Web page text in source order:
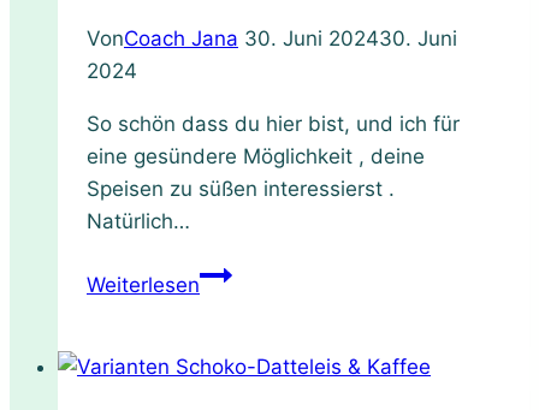
Frucht
mit
super
leckeren
VonCoach Jana 30. Juni 202430. Juni
2024
So schön dass du hier bist, und ich für
eine gesündere Möglichkeit , deine
Speisen zu süßen interessierst .
Natürlich…
WeiterlesenKokosblütenzucker
natürliche